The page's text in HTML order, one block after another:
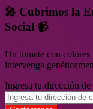
🎤 Cubrimos la
Social 📹
Un tomate con
intervenga
Ingresa tu dirección